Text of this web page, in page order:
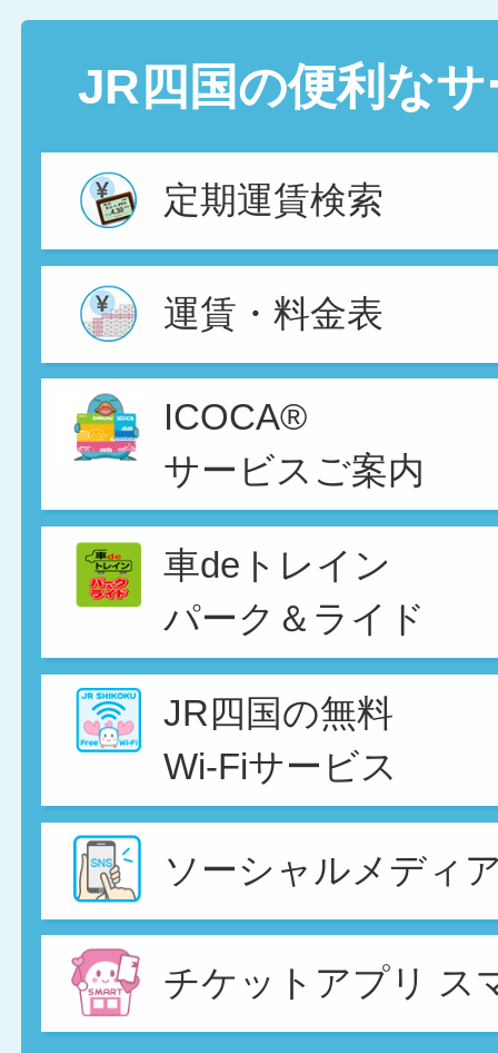
JR四国の便利な
定期運賃検索
運賃・料金表
ICOCA®
サービスご案内
車deトレイン
パーク＆ライド
JR四国の無料
Wi-Fiサービス
ソーシャルメディ
チケットアプリ ス